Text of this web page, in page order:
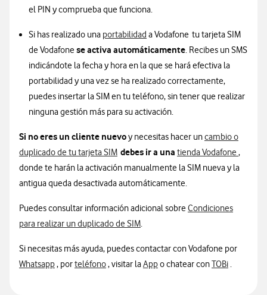
el PIN y comprueba que funciona.
Si has realizado una portabilidad a Vodafone tu tarjeta SIM
de Vodafonese activa automáticamente. Recibes un SMS
indicándote la fecha y hora en la que se hará efectiva la
portabilidad y una vez se ha realizado correctamente,
puedes insertar la SIM en tu teléfono, sin tener que realizar
ninguna gestión más para su activación.
Si no eres un cliente nuevoy necesitas hacer uncambio o
duplicado de tu tarjeta SIM debes ir a una tienda Vodafone ,
donde te harán la activación manualmente la SIM nueva y la
antigua queda desactivada automáticamente.
Puedes consultar información adicional sobreCondiciones
para realizar un duplicado de SIM.
Si necesitas más ayuda, puedes contactar con Vodafone por
Whatsappinformación sobre contacto por whatsapp
, porteléfonoinformación sobre contacto por teléfono
, visitar laAppinformación sobre contacto
o chatear conTOBi.